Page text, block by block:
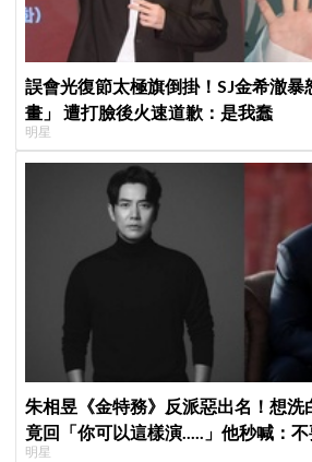
誤會光復節太極旗倒掛！SJ金希澈
畫」 遭打臉後火速道歉：是我蠢
明星
朱相昱《金特務》反派惡出名！想洗
竟回「你可以這樣演.....」他秒喊：不
明星